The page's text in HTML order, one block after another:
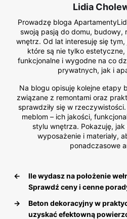
Lidia
Prowadzę bloga
swoją pasją do domu, budowy,
wnętrz. Od lat interesuję się
które są nie tylko
funkcjonalne i wygodne na co
prywatnych, jak i
Na blogu opisuję kolejne etapy
związane z remontami oraz
sprawdziły się w
meblom – ich jakości,
stylu wnętrza. Pokazuję,
wyposażenie i materiały,
ponadczasowe
←
Ile wydasz na położenie
Sprawdź ceny i cenne
→
Beton dekoracyjny w
uzyskać efektowną